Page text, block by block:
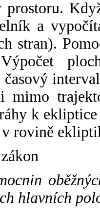
a
stran).
mimo
k
rovině
hlavních